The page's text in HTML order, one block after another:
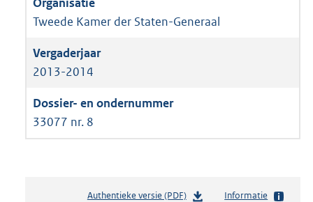
Tweede Kamer der Staten-Generaal
2013-2014
33077 nr. 8
Authentieke versie (PDF)b
Informatie